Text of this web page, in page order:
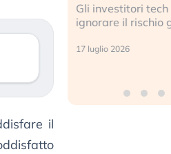
il
Gli investitori
ignorare il rischio
17 luglio 2026